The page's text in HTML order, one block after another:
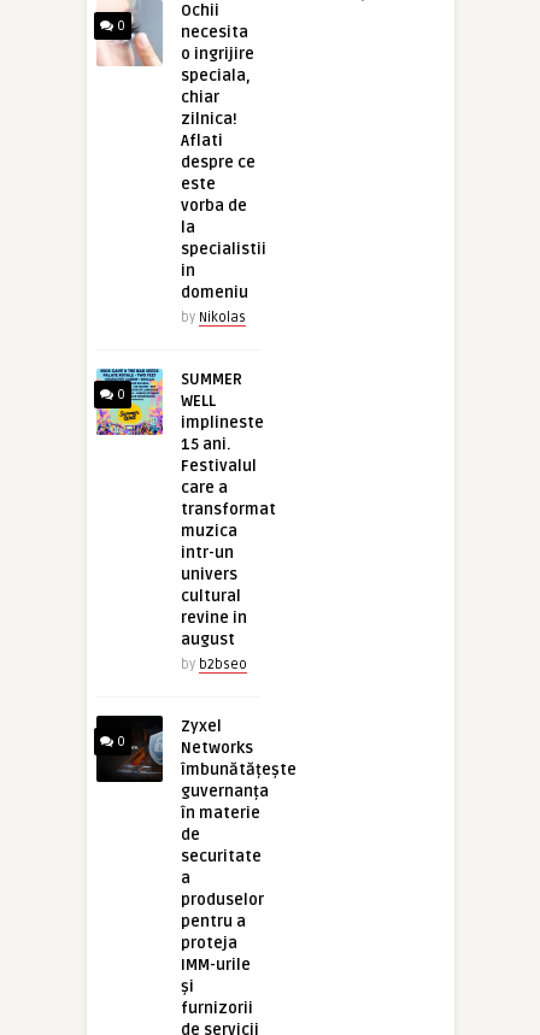
0
Ochii
necesita
o ingrijire
speciala,
chiar
zilnica!
Aflati
despre ce
este
vorba de
la
specialistii
in
domeniu
by Nikolas
0
SUMMER
WELL
implineste
15 ani.
Festivalul
care a
transformat
muzica
intr-un
univers
cultural
revine in
august
by b2bseo
0
Zyxel
Networks
îmbunătățește
guvernanța
în materie
de
securitate
a
produselor
pentru a
proteja
IMM-urile
și
furnizorii
de servicii